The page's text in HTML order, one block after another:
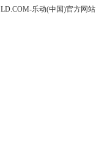
LD.COM-乐动(中国)官方网站